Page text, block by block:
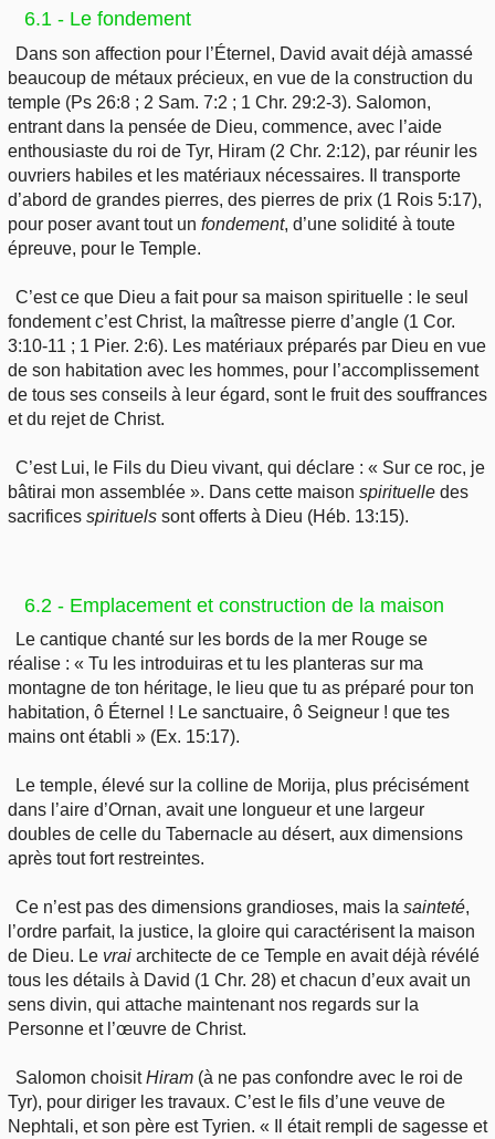
6.1 - Le fondement
Dans son affection pour l’Éternel, David avait déjà amassé
beaucoup de métaux précieux, en vue de la construction du
temple (Ps 26:8 ; 2 Sam. 7:2 ; 1 Chr. 29:2-3). Salomon,
entrant dans la pensée de Dieu, commence, avec l’aide
enthousiaste du roi de Tyr, Hiram (2 Chr. 2:12), par réunir les
ouvriers habiles et les matériaux nécessaires. Il transporte
d’abord de grandes pierres, des pierres de prix (1 Rois 5:17),
pour poser avant tout un fondement, d’une solidité à toute
épreuve, pour le Temple.
C’est ce que Dieu a fait pour sa maison spirituelle : le seul
fondement c’est Christ, la maîtresse pierre d’angle (1 Cor.
3:10-11 ; 1 Pier. 2:6). Les matériaux préparés par Dieu en vue
de son habitation avec les hommes, pour l’accomplissement
de tous ses conseils à leur égard, sont le fruit des souffrances
et du rejet de Christ.
C’est Lui, le Fils du Dieu vivant, qui déclare : « Sur ce roc, je
bâtirai mon assemblée ». Dans cette maison spirituelle des
sacrifices spirituels sont offerts à Dieu (Héb. 13:15).
6.2 - Emplacement et construction de la maison
Le cantique chanté sur les bords de la mer Rouge se
réalise : « Tu les introduiras et tu les planteras sur ma
montagne de ton héritage, le lieu que tu as préparé pour ton
habitation, ô Éternel ! Le sanctuaire, ô Seigneur ! que tes
mains ont établi » (Ex. 15:17).
Le temple, élevé sur la colline de Morija, plus précisément
dans l’aire d’Ornan, avait une longueur et une largeur
doubles de celle du Tabernacle au désert, aux dimensions
après tout fort restreintes.
Ce n’est pas des dimensions grandioses, mais lasainteté,
l’ordre parfait, la justice, la gloire qui caractérisent la maison
de Dieu. Le vrai architecte de ce Temple en avait déjà révélé
tous les détails à David (1 Chr. 28) et chacun d’eux avait un
sens divin, qui attache maintenant nos regards sur la
Personne et l’œuvre de Christ.
Salomon choisitHiram (à ne pas confondre avec le roi de
Tyr), pour diriger les travaux. C’est le fils d’une veuve de
Nephtali, et son père est Tyrien. « Il était rempli de sagesse et